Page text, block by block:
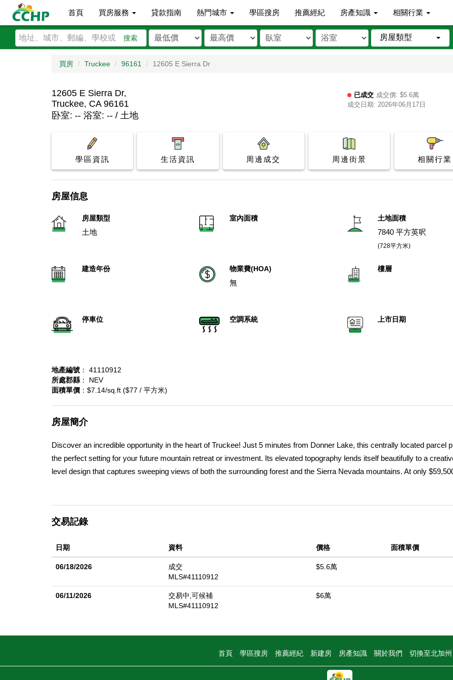
首頁 買房服務 貸款指南 熱門城市 學區搜房 推薦經紀 房產知識 相關行業
搜索 房屋類型
買房 Truckee 96161 12605 E Sierra Dr
12605 E Sierra Dr,
Truckee, CA 96161
已成交 成交價: $5.6萬
成交日期: 2026年06月17日
卧室: -- 浴室: -- / 土地
學區資訊 生活資訊 周邊成交 周邊街景 相關行業
房屋信息
房屋類型
土地
室內面積
土地面積
7840 平方英呎
(728平方米)
建造年份
物業費(HOA)
無
樓層
停車位 空調系統 上市日期
地產編號 ： 41110912
所處郡縣 ： NEV
面積單價 ：$7.14/sq.ft ($77 / 平方米)
房屋簡介
Discover an incredible opportunity in the heart of Truckee! Just 5 minutes from Donner Lake, this centrally located parcel
the perfect setting for your future mountain retreat or investment. Its elevated topography lends itself beautifully to a
level design that captures sweeping views of both the surrounding forest and the Sierra Nevada mountains. At only
交易記錄
日期 資料 價格 面積單價
06/18/2026
成交
MLS#41110912
$5.6萬
06/11/2026
交易中,可候補
MLS#41110912
$6萬
首頁 學區搜房 推薦經紀 新建房 房產知識 關於我們 切換至北加州